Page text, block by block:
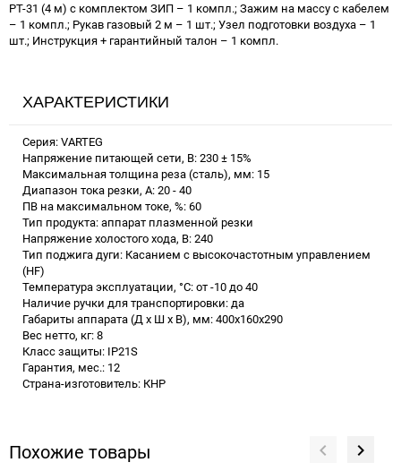
PT-31 (4 м) с комплектом ЗИП – 1 компл.; Зажим на массу с кабелем
– 1 компл.; Рукав газовый 2 м – 1 шт.; Узел подготовки воздуха – 1
шт.; Инструкция + гарантийный талон – 1 компл.
ХАРАКТЕРИСТИКИ
Серия: VARTEG
Напряжение питающей сети, В: 230 ± 15%
Максимальная толщина реза (сталь), мм: 15
Диапазон тока резки, А: 20 - 40
ПВ на максимальном токе, %: 60
Тип продукта: аппарат плазменной резки
Напряжение холостого хода, В: 240
Тип поджига дуги: Касанием с высокочастотным управлением
(HF)
Температура эксплуатации, °С: от -10 до 40
Наличие ручки для транспортировки: да
Габариты аппарата (Д х Ш х В), мм: 400х160х290
Вес нетто, кг: 8
Класс защиты: IP21S
Гарантия, мес.: 12
Страна-изготовитель: КНР
Похожие товары